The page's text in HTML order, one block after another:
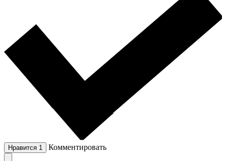
Нравится 1 Комментировать